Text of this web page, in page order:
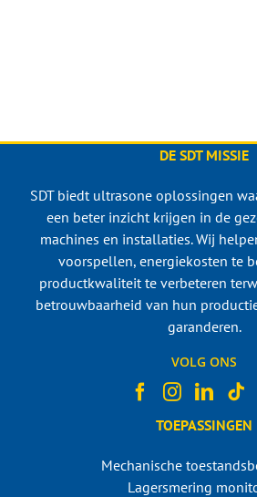
DE SDT MISSIE
SDT biedt ultrasone oplossingen
een beter inzicht krijgen in de
machines en installaties. Wij
voorspellen, energiekosten te
productkwaliteit te verbeteren
betrouwbaarheid van hun
garanderen.
VOLG ONS
TOEPASSINGEN
Mechanische
Lagersmering